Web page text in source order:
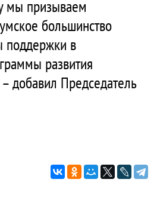
мы призываем
большинство
поддержки в
развития
добавил Председатель